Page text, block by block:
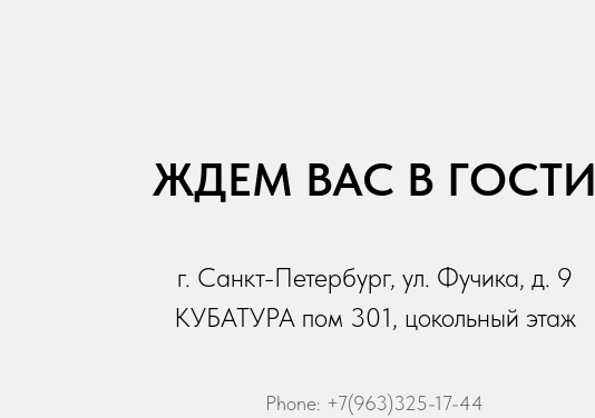
ЖДЕМ ВАС В ГОСТИ
г. Санкт-Петербург, ул. Фучика, д. 9
КУБАТУРА пом 301, цокольный этаж
Phone: +7(963)325-17-44